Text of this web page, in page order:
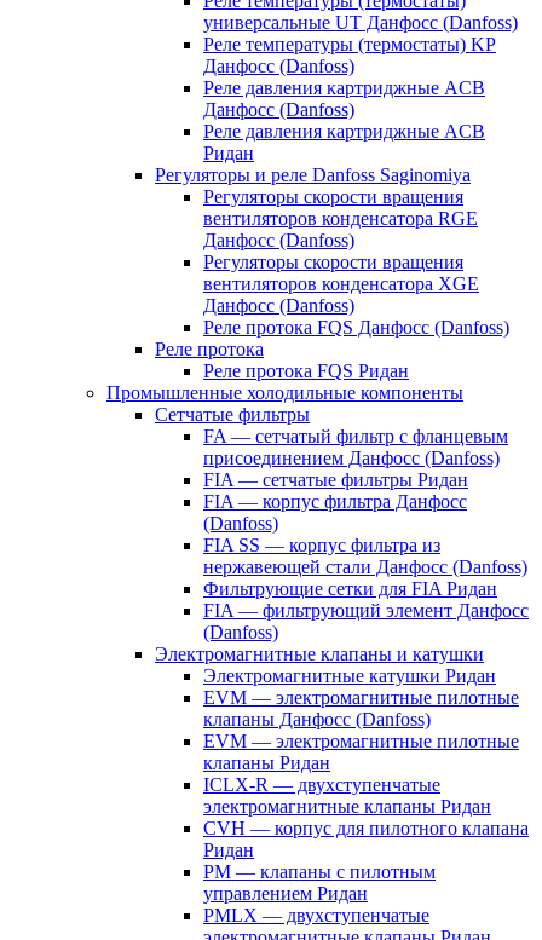
универсальные UT Данфосс (Danfoss)
Реле температуры (термостаты) KP
Данфосс (Danfoss)
Реле давления картриджные ACB
Данфосс (Danfoss)
Реле давления картриджные ACB
Ридан
Регуляторы и реле Danfoss Saginomiya
Регуляторы скорости вращения
вентиляторов конденсатора RGE
Данфосс (Danfoss)
Регуляторы скорости вращения
вентиляторов конденсатора XGE
Данфосс (Danfoss)
Реле протока FQS Данфосс (Danfoss)
Реле протока
Реле протока FQS Ридан
Промышленные холодильные компоненты
Сетчатые фильтры
FA — сетчатый фильтр с фланцевым
присоединением Данфосс (Danfoss)
FIA — сетчатые фильтры Ридан
FIA — корпус фильтра Данфосс
(Danfoss)
FIA SS — корпус фильтра из
нержавеющей стали Данфосс (Danfoss)
Фильтрующие сетки для FIA Ридан
FIA — фильтрующий элемент Данфосс
(Danfoss)
Электромагнитные клапаны и катушки
Электромагнитные катушки Ридан
EVM — электромагнитные пилотные
клапаны Данфосс (Danfoss)
EVM — электромагнитные пилотные
клапаны Ридан
ICLX-R — двухступенчатые
электромагнитные клапаны Ридан
CVH — корпус для пилотного клапана
Ридан
PM — клапаны с пилотным
управлением Ридан
PMLX — двухступенчатые